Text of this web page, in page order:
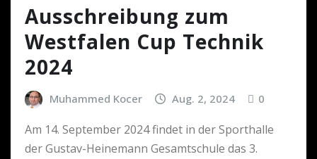
Ausschreibung zum
Westfalen Cup Technik
2024
Muhammed Kocer Aug. 2, 2024 0
Am 14. September 2024 findet in der Sporthalle
der Gustav-Heinemann Gesamtschule das 3.